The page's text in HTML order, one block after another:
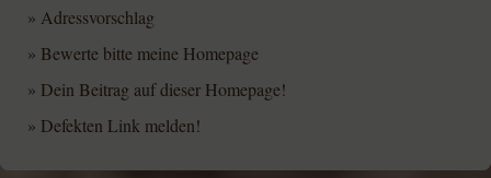
» Adressvorschlag
» Bewerte bitte meine Homepage
» Dein Beitrag auf dieser Homepage!
» Defekten Link melden!